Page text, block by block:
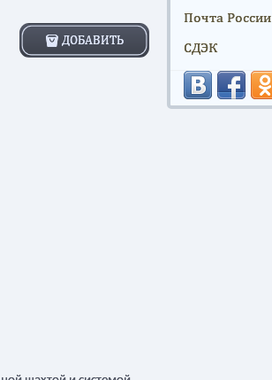
ДОБАВИТЬ
Почта России
СДЭК